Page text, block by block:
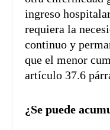
ingreso
requiera la
continuo y
que el menor
artículo 37.6
¿Se puede